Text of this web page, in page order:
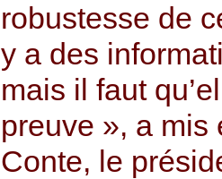
robustesse de
y a des
mais il faut
preuve », a mis
Conte, le